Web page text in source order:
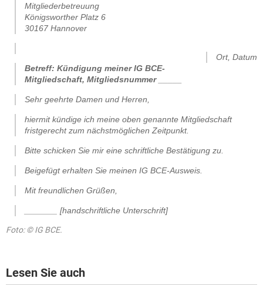
Mitgliederbetreuung
Königsworther Platz 6
30167 Hannover
Ort, Datum
Betreff: Kündigung meiner IG BCE-
Mitgliedschaft, Mitgliedsnummer _____
Sehr geehrte Damen und Herren,
hiermit kündige ich meine oben genannte Mitgliedschaft
fristgerecht zum nächstmöglichen Zeitpunkt.
Bitte schicken Sie mir eine schriftliche Bestätigung zu.
Beigefügt erhalten Sie meinen IG BCE-Ausweis.
Mit freundlichen Grüßen,
_______ [handschriftliche Unterschrift]
Foto: © IG BCE.
Lesen Sie auch